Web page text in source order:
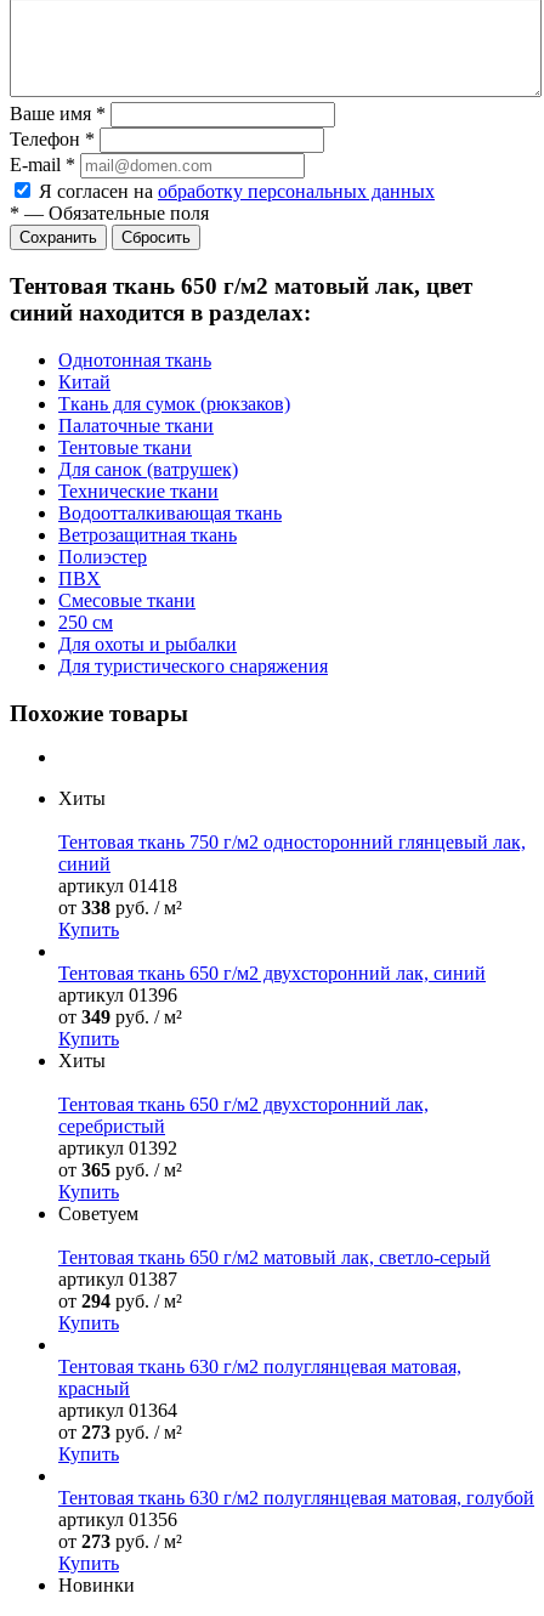
Ваше имя *
Телефон *
E-mail *
Я согласен на обработку персональных данных
* — Обязательные поля
Сбросить
Тентовая ткань 650 г/м2 матовый лак, цвет
синий находится в разделах:
Однотонная ткань
Китай
Ткань для сумок (рюкзаков)
Палаточные ткани
Тентовые ткани
Для санок (ватрушек)
Технические ткани
Водоотталкивающая ткань
Ветрозащитная ткань
Полиэстер
ПВХ
Смесовые ткани
250 см
Для охоты и рыбалки
Для туристического снаряжения
Похожие товары
Хиты
Тентовая ткань 750 г/м2 односторонний глянцевый лак,
синий
артикул 01418
от 338 руб. / м²
Купить
Тентовая ткань 650 г/м2 двухсторонний лак, синий
артикул 01396
от 349 руб. / м²
Купить
Хиты
Тентовая ткань 650 г/м2 двухсторонний лак,
серебристый
артикул 01392
от 365 руб. / м²
Купить
Советуем
Тентовая ткань 650 г/м2 матовый лак, светло-серый
артикул 01387
от 294 руб. / м²
Купить
Тентовая ткань 630 г/м2 полуглянцевая матовая,
красный
артикул 01364
от 273 руб. / м²
Купить
Тентовая ткань 630 г/м2 полуглянцевая матовая, голубой
артикул 01356
от 273 руб. / м²
Купить
Новинки